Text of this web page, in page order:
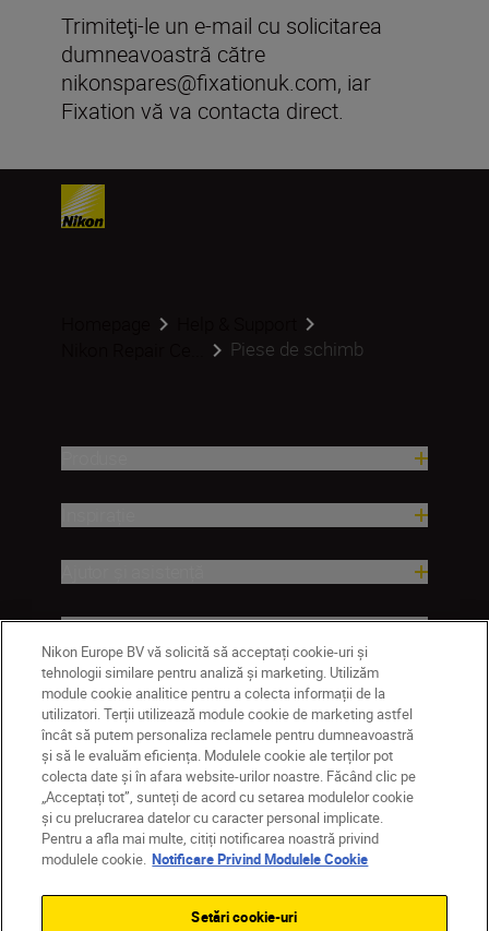
Trimiteţi-le un e-mail cu solicitarea
dumneavoastră către
nikonspares@fixationuk.com, iar
Fixation vă va contacta direct.
Piese de schimb
Companie
RO Nikon Sites
Contactaţi-ne
Politică de confidențialitate
Termeni de utilizare
Notificare privind modulele cookie
Nikon Europe BV vă solicită să acceptați cookie-uri și
tehnologii similare pentru analiză și marketing. Utilizăm
module cookie analitice pentru a colecta informații de la
utilizatori. Terții utilizează module cookie de marketing astfel
încât să putem personaliza reclamele pentru dumneavoastră
și să le evaluăm eficiența. Modulele cookie ale terților pot
colecta date și în afara website-urilor noastre. Făcând clic pe
„Acceptați tot”, sunteți de acord cu setarea modulelor cookie
și cu prelucrarea datelor cu caracter personal implicate.
Pentru a afla mai multe, citiți notificarea noastră privind
modulele cookie. Notificare Privind Modulele Cookie
Setări cookie-uri